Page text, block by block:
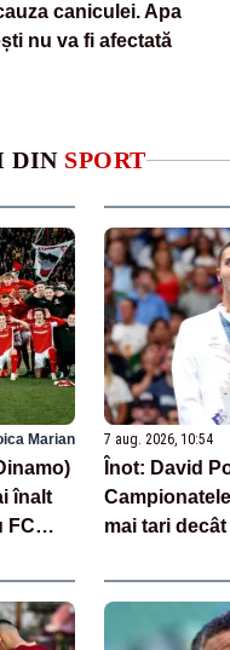
caniculei. Apa
nu va fi afectată
DIN SPORT
Marian
înalt
FC
7 aug. 2026, 10:54
Înot: David
mai tari